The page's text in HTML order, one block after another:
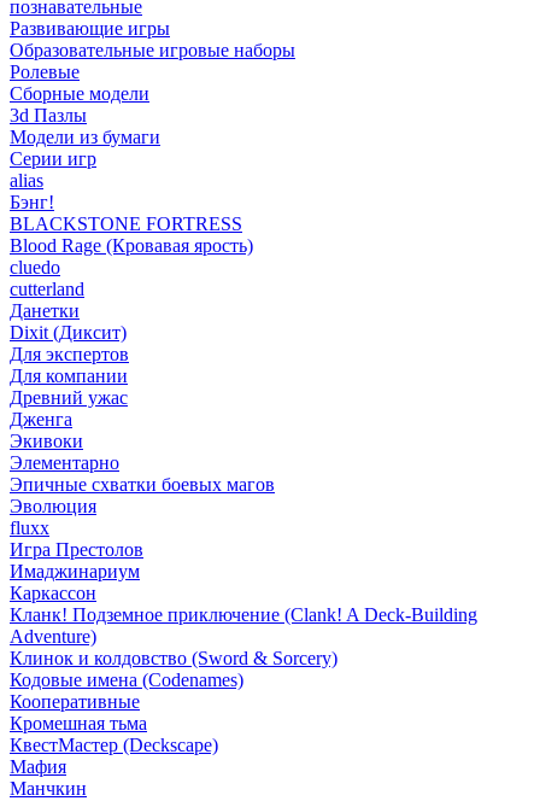
познавательные
Развивающие игры
Образовательные игровые наборы
Ролевые
Сборные модели
3d Пазлы
Модели из бумаги
Серии игр
alias
Бэнг!
BLACKSTONE FORTRESS
Blood Rage (Кровавая ярость)
cluedo
cutterland
Данетки
Dixit (Диксит)
Для экспертов
Для компании
Древний ужас
Дженга
Экивоки
Элементарно
Эпичные схватки боевых магов
Эволюция
fluxx
Игра Престолов
Имаджинариум
Каркассон
Кланк! Подземное приключение (Clank! A Deck-Building
Adventure)
Клинок и колдовство (Sword & Sorcery)
Кодовые имена (Codenames)
Кооперативные
Кромешная тьма
КвестМастер (Deckscape)
Мафия
Манчкин